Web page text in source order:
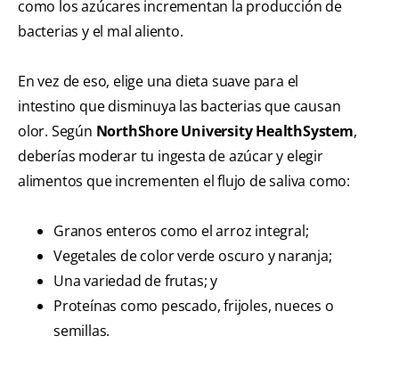
como los azúcares incrementan la producción de
bacterias y el mal aliento.
En vez de eso, elige una dieta suave para el
intestino que disminuya las bacterias que causan
olor. Según NorthShore University HealthSystem,
deberías moderar tu ingesta de azúcar y elegir
alimentos que incrementen el flujo de saliva como:
Granos enteros como el arroz integral;
Vegetales de color verde oscuro y naranja;
Una variedad de frutas; y
Proteínas como pescado, frijoles, nueces o
semillas.